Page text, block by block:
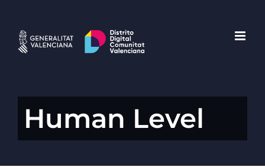
contenido
Human Level